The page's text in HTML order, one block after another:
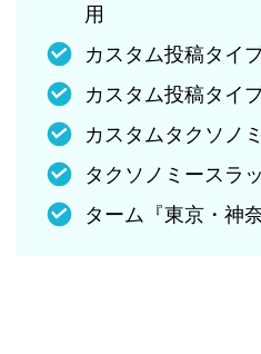
用
カスタム投稿タイ
カスタム投稿タイ
カスタムタクソノ
タクソノミースラ
ターム『東京・神